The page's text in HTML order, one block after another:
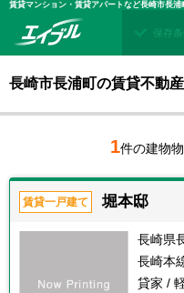
保存条
長崎市長浦町の賃貸不動
1件の建物
賃貸一戸建て 堀本邸
長崎県
長崎本
貸家 /